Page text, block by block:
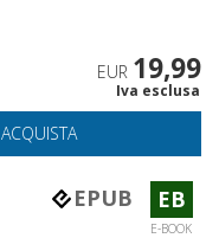
EUR 19,99
Iva esclusa
ACQUISTA
EPUB EB
E-BOOK